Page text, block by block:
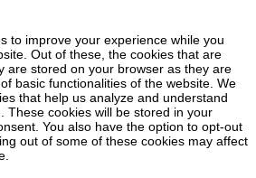
to improve your experience while you
Out of these, the cookies that are
are stored on your browser as they are
basic functionalities of the website. We
that help us analyze and understand
These cookies will be stored in your
You also have the option to opt-out
out of some of these cookies may affect